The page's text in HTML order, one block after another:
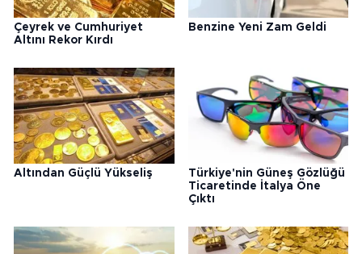
Çeyrek ve Cumhuriyet
Altını Rekor Kırdı
Benzine Yeni Zam Geldi
Altından Güçlü Yükseliş
Türkiye'nin Güneş Gözlüğü
Ticaretinde İtalya Öne
Çıktı